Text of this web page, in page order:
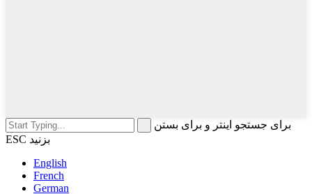
برای جستجو اینتر و برای بستن
ESC بزنید
English
French
German